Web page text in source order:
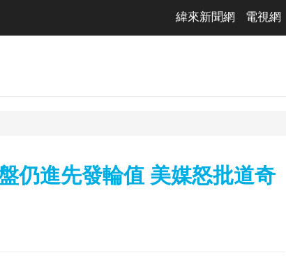
緯來新聞網 電視網
仍進先發輪值 美媒怒批道奇